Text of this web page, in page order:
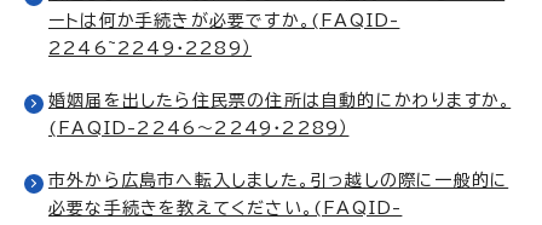
ートは何か手続きが必要ですか。(FAQID-
2246~2249・2289）
婚姻届を出したら住民票の住所は自動的にかわりますか。
(FAQID-2246～2249・2289）
市外から広島市へ転入しました。引っ越しの際に一般的に
必要な手続きを教えてください。(FAQID-